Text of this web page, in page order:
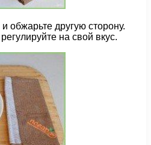
обжарьте другую сторону.
на свой вкус.